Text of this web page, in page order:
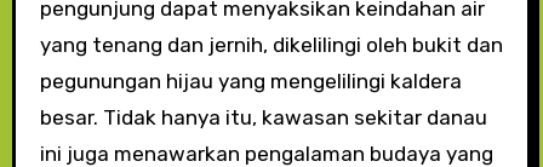
pengunjung dapat menyaksikan keindahan air
yang tenang dan jernih, dikelilingi oleh bukit dan
pegunungan hijau yang mengelilingi kaldera
besar. Tidak hanya itu, kawasan sekitar danau
ini juga menawarkan pengalaman budaya yang